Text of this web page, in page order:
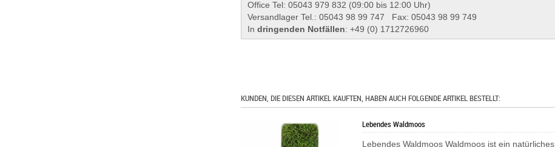
Office Tel: 05043 979 832 (09:00 bis 12:00 Uhr)
Versandlager Tel.: 05043 98 99 747 Fax: 05043 98 99 749
In dringenden Notfällen: +49 (0) 1712726960
KUNDEN, DIE DIESEN ARTIKEL KAUFTEN, HABEN AUCH FOLGENDE ARTIKEL BESTELLT:
Lebendes Waldmoos
Lebendes Waldmoos Waldmoos ist ein natürliches